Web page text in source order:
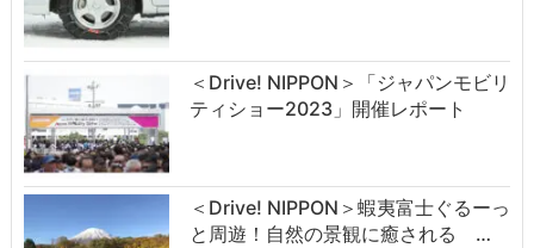
＜Drive! NIPPON＞「ジャパンモビリ
ティショー2023」開催レポート
＜Drive! NIPPON＞蝦夷富士ぐるーっ
と周遊！自然の景観に癒される …